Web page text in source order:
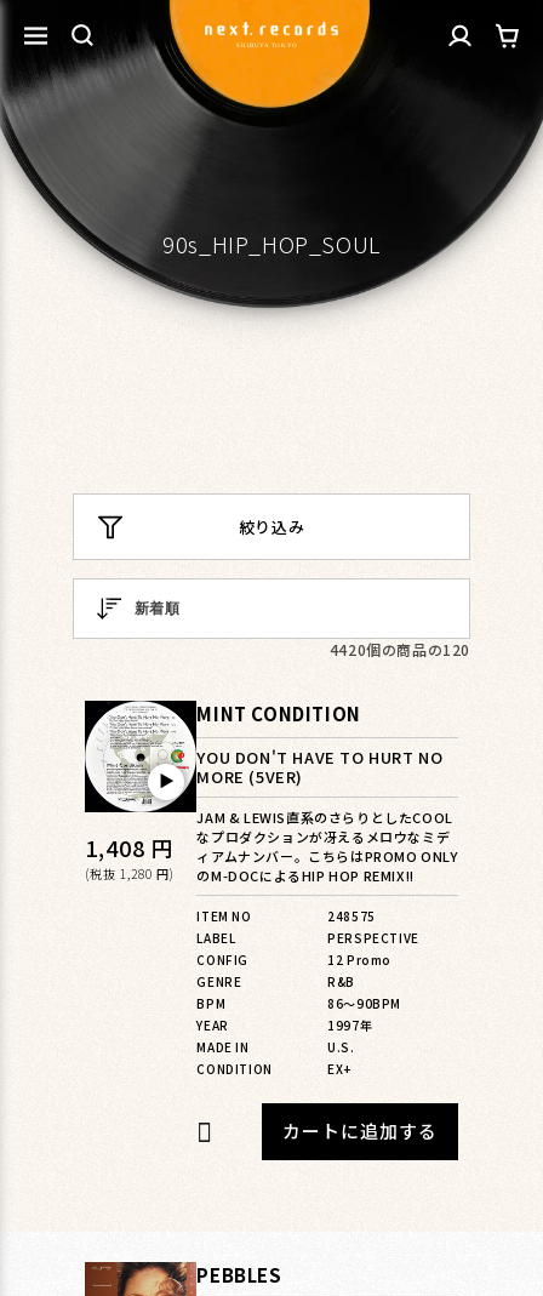
ンツに
進む
90s_HIP_HOP_SOUL
グ
イ
ー
絞り込み
4420個の商品の120
▶︎
通
常
1,408 円
(税抜 1,280 円)
MINT CONDITION
YOU DON'T HAVE TO HURT NO
MORE (5VER)
JAM & LEWIS直系のさらりとしたCOOL
なプロダクションが冴えるメロウなミデ
ィアムナンバー。こちらはPROMO ONLY
のM-DOCによるHIP HOP REMIX!!
ITEM NO
248575
LABEL
PERSPECTIVE
CONFIG
12 Promo
GENRE
R&B
BPM
86〜90BPM
YEAR
1997年
MADE IN
U.S.
CONDITION
EX+
カートに追加する
PEBBLES